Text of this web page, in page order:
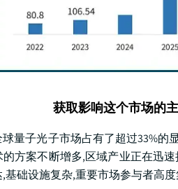
获取影响这个市场的
球量子光子市场占有了超过33%
方案不断增多,区域产业正在迅
基础设施复杂,重要市场参与者高